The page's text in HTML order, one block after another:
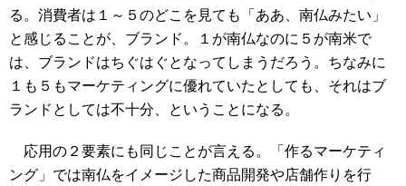
る。消費者は１～５のどこを見ても「ああ、南仏みたい」
と感じることが、ブランド。１が南仏なのに５が南米で
は、ブランドはちぐはぐとなってしまうだろう。ちなみに
１も５もマーケティングに優れていたとしても、それはブ
ランドとしては不十分、ということになる。
応用の２要素にも同じことが言える。「作るマーケティ
ング」では南仏をイメージした商品開発や店舗作りを行